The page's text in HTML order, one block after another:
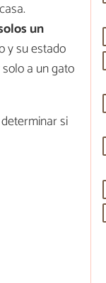
un
y su estado
a un gato
si